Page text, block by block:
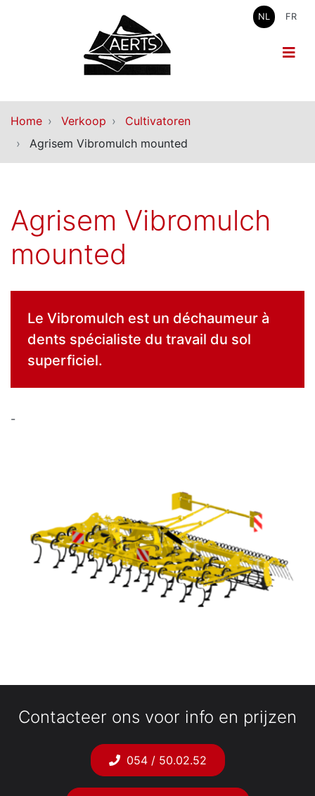
NL FR
Home Verkoop
Cultivatoren
Agrisem Vibromulch mounted
Agrisem Vibromulch
mounted
Le Vibromulch est un déchaumeur à
dents spécialiste du travail du sol
superficiel.
-
Contacteer ons voor info en prijzen
054 / 50.02.52